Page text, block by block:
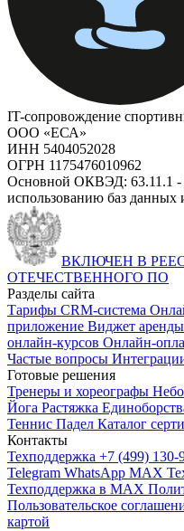
IT-сопровождение
ООО «ЕСА»
ИНН 5404052028
ОГРН 1175476010962
Основной ОКВЭД: 63.11.1 -
использованию баз
ВКЛЮЧЕН В
ОТЕЧЕСТВЕННОГО ПО
Разделы сайта
Тарифы CRM-система
приложение Виджет аренды
онлайн-курсов Онлайн-
Частые вопросы
Готовые решения
Тренеры и хореографы
Йога Растяжка
Теннис Падел Каталог
Контакты
Техподдержка +7 (499) 130-
Telegram WhatsApp MAX
Техподдержка в MAX
Пользовательское
картой